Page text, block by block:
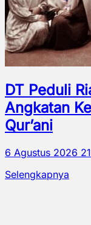
DT Peduli
Angkatan
Qur’ani
6 Agustus 2026
Selengkapnya